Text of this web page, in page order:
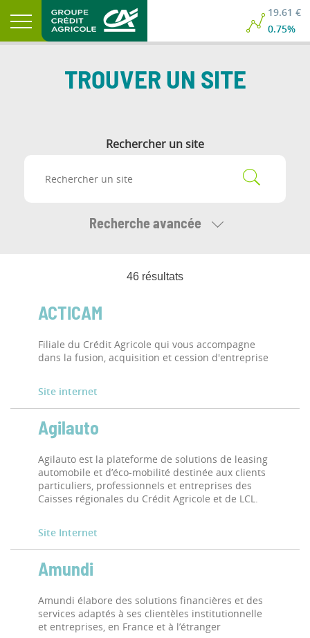
19.61 €
0.75%
TROUVER UN SITE
Rechercher un site
Recherche avancée
46 résultats
ACTICAM
Filiale du Crédit Agricole qui vous accompagne
dans la fusion, acquisition et cession d'entreprise
Site internet
Agilauto
Agilauto est la plateforme de solutions de leasing
automobile et d’éco-mobilité destinée aux clients
particuliers, professionnels et entreprises des
Caisses régionales du Crédit Agricole et de LCL.
Site Internet
Amundi
Amundi élabore des solutions financières et des
services adaptés à ses clientèles institutionnelle
et entreprises, en France et à l’étranger